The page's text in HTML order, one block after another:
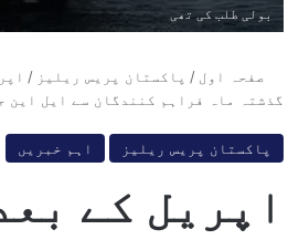
بولی طلب کی تھی
صفحہ اول / پاکستان پریس ریلیز /
گذشتہ ماہ فراہم کنندگان سے ایل این
پاکستان پریس ریلیز اہم خبریں
اپریل کے